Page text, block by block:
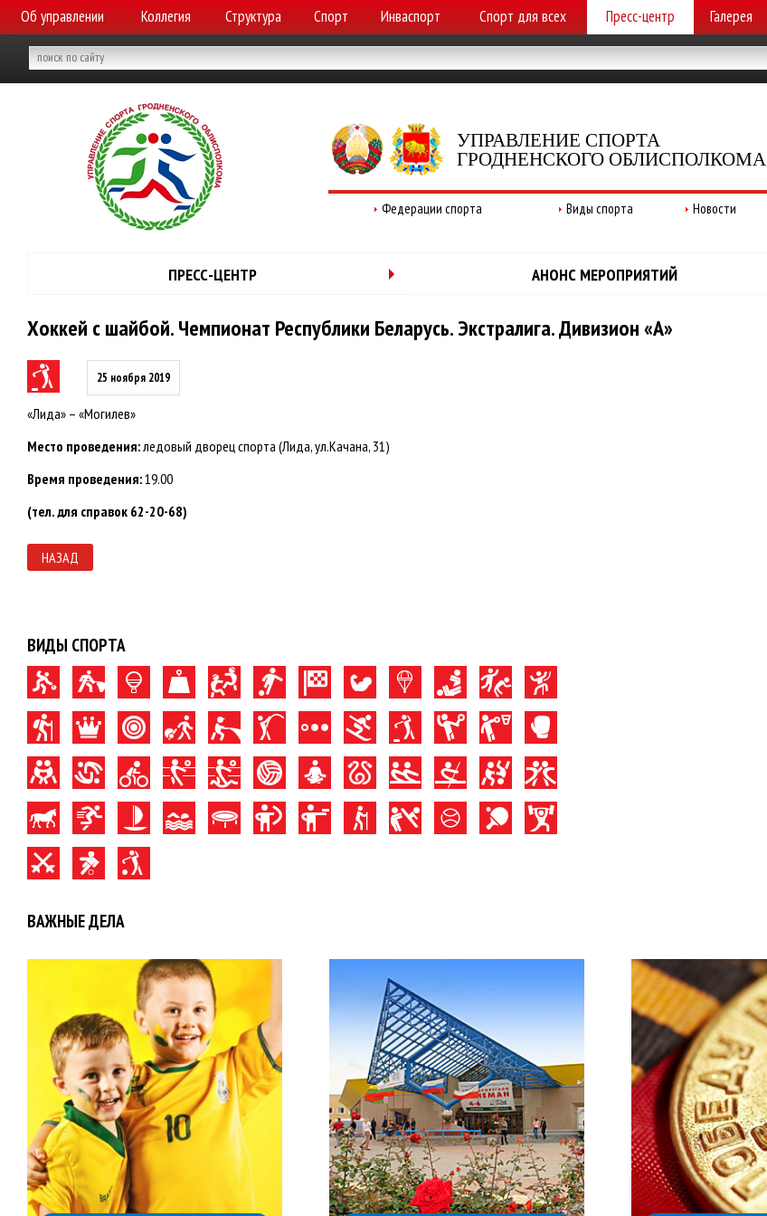
Об управлении Коллегия Структура Спорт Инваспорт Спорт для всех Пресс-центр Галерея
УПРАВЛЕНИЕ СПОРТА
ГРОДНЕНСКОГО ОБЛИСПОЛКОМА
Федерации спорта Виды спорта Новости
ПРЕСС-ЦЕНТР АНОНС МЕРОПРИЯТИЙ
Хоккей с шайбой. Чемпионат Республики Беларусь. Экстралига. Дивизион «А»
25 ноября 2019
«Лида» – «Могилев»
Место проведения:ледовый дворец спорта (Лида, ул.Качана, 31)
Время проведения:19.00
(тел. для справок 62-20-68)
НАЗАД
ВИДЫ СПОРТА
ВАЖНЫЕ ДЕЛА